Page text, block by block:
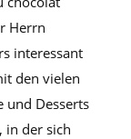
Herrn
interessant
den vielen
und Desserts
in der sich